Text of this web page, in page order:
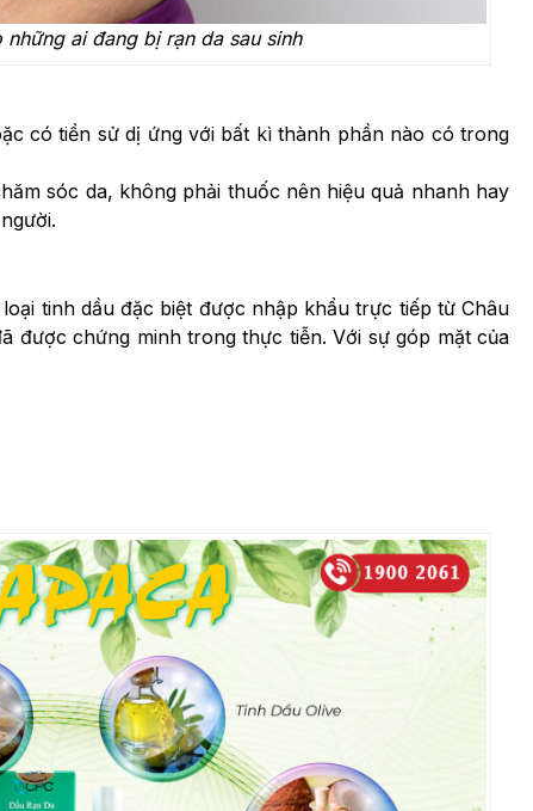
những ai đang bị rạn da sau sinh
có tiền sử dị ứng với bất kì thành phần nào có trong
sóc da, không phải thuốc nên hiệu quả nhanh hay
tinh dầu đặc biệt được nhập khẩu trực tiếp từ Châu
được chứng minh trong thực tiễn. Với sự góp mặt của